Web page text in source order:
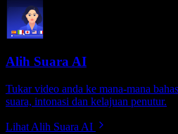
Alih Suara AI
Tukar video anda ke mana-mana
suara, intonasi dan kelajuan penutur.
Lihat Alih Suara AI